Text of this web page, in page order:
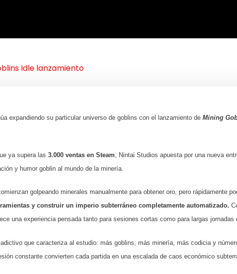
Idle lanzamiento
expandiendo su particular universo de goblins con el lanzamiento deMining
ya supera las3.000 ventas en Steam , Nintai Studios apuesta por una nueva
y humor goblin al mundo de la minería.
golpeando minerales manualmente para obtener oro, pero rápidamente
y construir un imperio subterráneo completamente automatizado.
una experiencia pensada tanto para sesiones cortas como para largas jornadas
que caracteriza al estudio: más goblins, más minería, más codicia y
constante convierten cada partida en una escalada de caos económico